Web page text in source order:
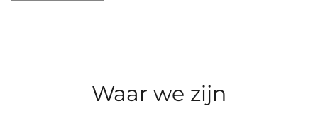
Waar we zijn